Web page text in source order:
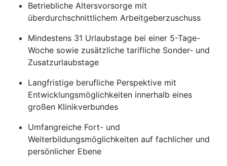
Betriebliche Altersvorsorge mit
überdurchschnittlichem Arbeitgeberzuschuss
Mindestens 31 Urlaubstage bei einer 5-Tage-
Woche sowie zusätzliche tarifliche Sonder- und
Zusatzurlaubstage
Langfristige berufliche Perspektive mit
Entwicklungsmöglichkeiten innerhalb eines
großen Klinikverbundes
Umfangreiche Fort- und
Weiterbildungsmöglichkeiten auf fachlicher und
persönlicher Ebene